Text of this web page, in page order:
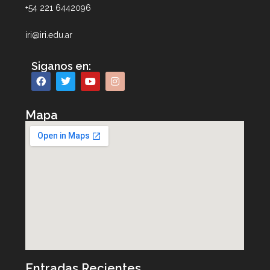
+54 221 6442096
iri@iri.edu.ar
Siganos en:
Mapa